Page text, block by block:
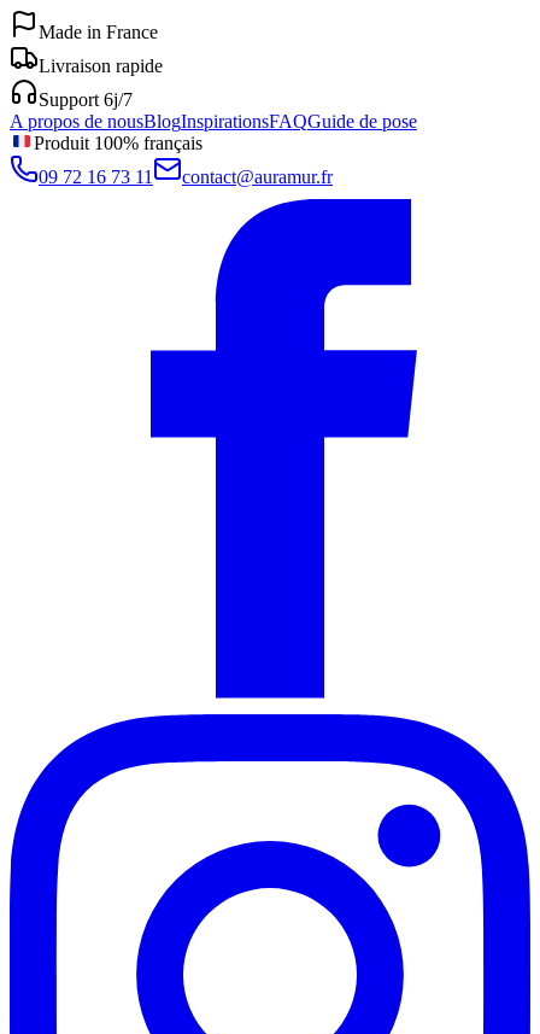
Made in France
Livraison rapide
Support 6j/7
A propos de nousBlogInspirationsFAQGuide de pose
Produit 100% français
09 72 16 73 11
contact@auramur.fr